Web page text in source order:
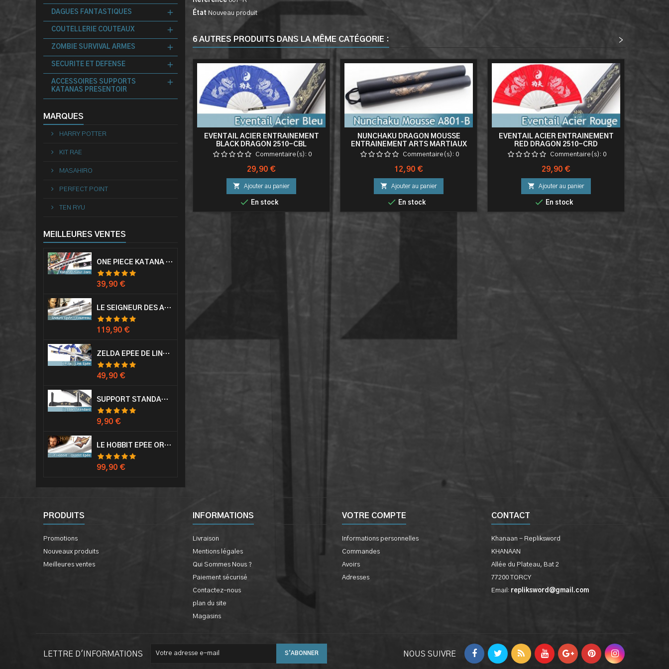
DAGUES FANTASTIQUES
COUTELLERIE COUTEAUX
ZOMBIE SURVIVAL ARMES
SECURITE ET DEFENSE
ACCESSOIRES SUPPORTS
KATANAS PRESENTOIR
MARQUES
HARRY POTTER
KIT RAE
MASAHIRO
PERFECT POINT
TEN RYU
MEILLEURES VENTES
ONE PIECE KATANA ZORO RORONOA SHUSUI EPÉE SABRE ACIER
Prix
39,90 €
LE SEIGNEUR DES ANNEAUX EPÉE ANDURIL ARAGORN
Prix
119,90 €
ZELDA EPÉE DE LINK AVEC FOURREAU MASTER SWORD EPEE
Prix
49,90 €
SUPPORT STANDARD KATANA EPÉE
Prix
9,90 €
LE HOBBIT EPÉE ORCRIST EPÉE DE THORIN SABRE + PLAQUE MURALE EN BOIS
Prix
99,90 €
État Nouveau produit
6 AUTRES PRODUITS DANS LA MÊME CATÉGORIE : >
EVENTAIL ACIER ENTRAINEMENT
BLACK DRAGON 2510-CBL
Commentaire(s): 0
Prix
29,90 €
 Ajouter au panier
 En stock
NUNCHAKU DRAGON MOUSSE
ENTRAINEMENT ARTS MARTIAUX
Commentaire(s): 0
Prix
12,90 €
 Ajouter au panier
 En stock
EVENTAIL ACIER ENTRAINEMENT
RED DRAGON 2510-CRD
Commentaire(s): 0
Prix
29,90 €
 Ajouter au panier
 En stock
PRODUITS
Promotions
Nouveaux produits
Meilleures ventes
INFORMATIONS
Livraison
Mentions légales
Qui Sommes Nous ?
Paiement sécurisé
Contactez-nous
plan du site
Magasins
VOTRE COMPTE
Informations personnelles
Commandes
Avoirs
Adresses
CONTACT
Khanaan - Repliksword
KHANAAN
Allée du Plateau, Bat 2
77200 TORCY
Email: repliksword@gmail.com
LETTRE D'INFORMATIONS NOUS SUIVRE